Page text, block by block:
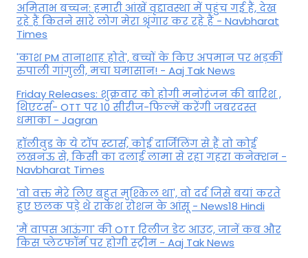
अमिताभ बच्चन: हमारी आंखें वृद्दावस्था में पहुंच गई हैं, देख
रहे हैं कितने सारे लोग मेरा श्रृंगार कर रहे हैं - Navbharat
Times
'काश PM तानाशाह होते', बच्चों के किए अपमान पर भड़कीं
रुपाली गांगुली, मचा घमासान! - Aaj Tak News
Friday Releases: शुक्रवार को होगी मनोरंजन की बारिश ,
थिएटर्स- OTT पर 10 सीरीज-फिल्में करेंगी जबरदस्त
धमाका - Jagran
हॉलीवुड के ये टॉप स्टार्स, कोई दार्जिलिंग से हैं तो कोई
लखनऊ से, किसी का दलाई लामा से रहा गहरा कनेक्शन -
Navbharat Times
'वो वक्त मेरे लिए बहुत मुश्किल था', वो दर्द जिसे बयां करते
हुए छलक पड़े थे राकेश रोशन के आंसू - News18 Hindi
'मैं वापस आऊंगा' की OTT रिलीज डेट आउट, जानें कब और
किस प्लेटफॉर्म पर होगी स्ट्रीम - Aaj Tak News